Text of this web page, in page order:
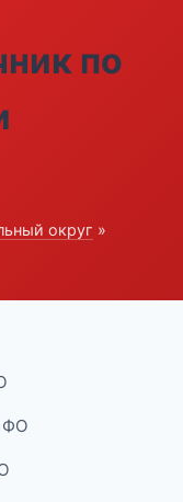
по
округ »
ФО